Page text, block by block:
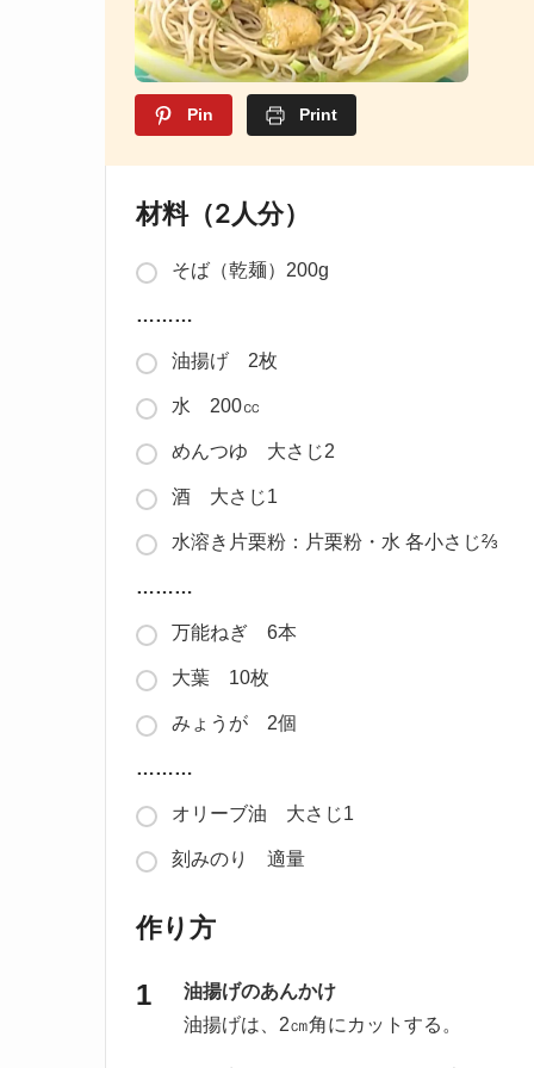
Pin Print
材料（2人分）
そば（乾麺）200g
………
油揚げ 2枚
水 200㏄
めんつゆ 大さじ2
酒 大さじ1
水溶き片栗粉：片栗粉・水 各小さじ⅔
………
万能ねぎ 6本
大葉 10枚
みょうが 2個
………
オリーブ油 大さじ1
刻みのり 適量
作り方
油揚げのあんかけ
油揚げは、2㎝角にカットする。